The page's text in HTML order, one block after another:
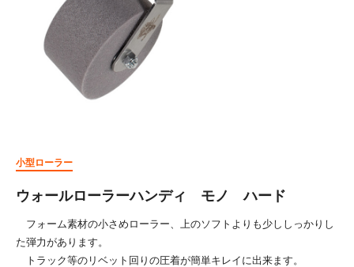
小型ローラー
ウォールローラーハンディ モノ ハード
フォーム素材の小さめローラー、上のソフトよりも少ししっかりし
た弾力があります。
トラック等のリベット回りの圧着が簡単キレイに出来ます。